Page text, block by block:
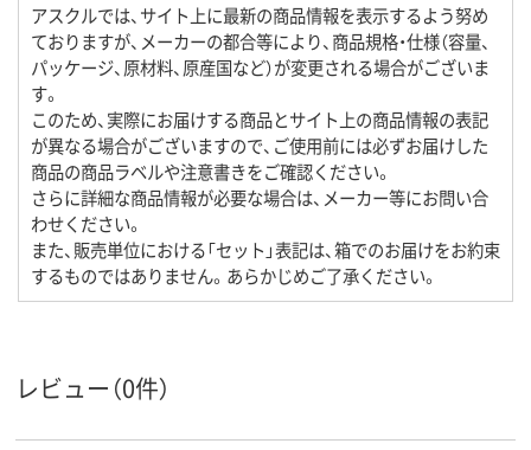
アスクルでは、サイト上に最新の商品情報を表示するよう努め
ておりますが、メーカーの都合等により、商品規格・仕様（容量、
パッケージ、原材料、原産国など）が変更される場合がございま
す。
このため、実際にお届けする商品とサイト上の商品情報の表記
が異なる場合がございますので、ご使用前には必ずお届けした
商品の商品ラベルや注意書きをご確認ください。
さらに詳細な商品情報が必要な場合は、メーカー等にお問い合
わせください。
また、販売単位における「セット」表記は、箱でのお届けをお約束
するものではありません。あらかじめご了承ください。
レビュー（0件）